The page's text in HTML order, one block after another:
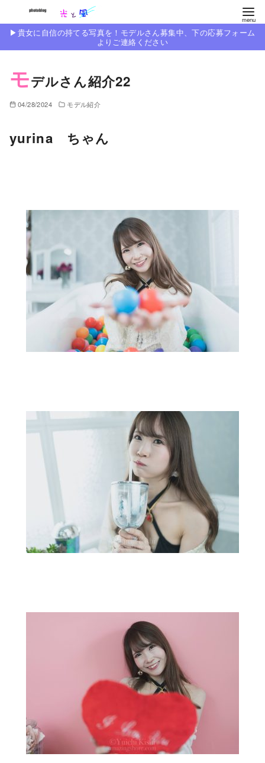
ン
▶︎貴女に自信の持てる写真を！モデルさん募集中、下の応募フォーム
よりご連絡ください
モデルさん紹介22
04/28/2024 モデル紹介
yurina ちゃん